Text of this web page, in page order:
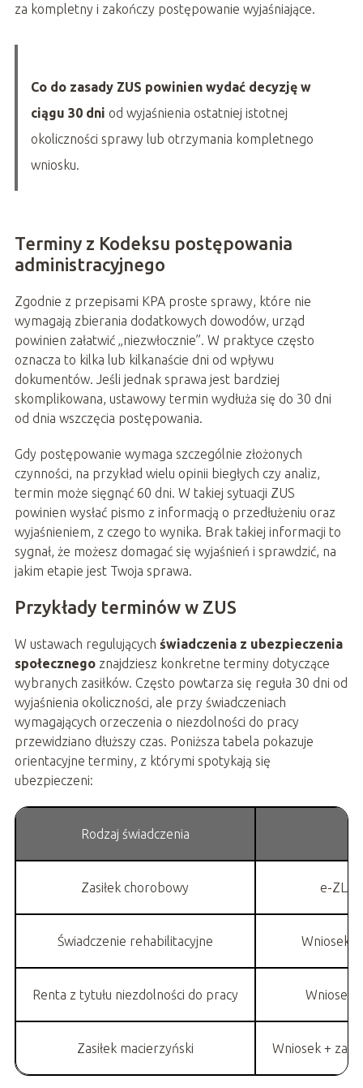
za kompletny i zakończy postępowanie wyjaśniające.
Co do zasady ZUS powinien wydać decyzję w
ciągu 30 dni od wyjaśnienia ostatniej istotnej
okoliczności sprawy lub otrzymania kompletnego
wniosku.
Terminy z Kodeksu postępowania
administracyjnego
Zgodnie z przepisami KPA proste sprawy, które nie
wymagają zbierania dodatkowych dowodów, urząd
powinien załatwić „niezwłocznie”. W praktyce często
oznacza to kilka lub kilkanaście dni od wpływu
dokumentów. Jeśli jednak sprawa jest bardziej
skomplikowana, ustawowy termin wydłuża się do 30 dni
od dnia wszczęcia postępowania.
Gdy postępowanie wymaga szczególnie złożonych
czynności, na przykład wielu opinii biegłych czy analiz,
termin może sięgnąć 60 dni. W takiej sytuacji ZUS
powinien wysłać pismo z informacją o przedłużeniu oraz
wyjaśnieniem, z czego to wynika. Brak takiej informacji to
sygnał, że możesz domagać się wyjaśnień i sprawdzić, na
jakim etapie jest Twoja sprawa.
Przykłady terminów w ZUS
W ustawach regulujących świadczenia z ubezpieczenia
społecznegoznajdziesz konkretne terminy dotyczące
wybranych zasiłków. Często powtarza się reguła 30 dni od
wyjaśnienia okoliczności, ale przy świadczeniach
wymagających orzeczenia o niezdolności do pracy
przewidziano dłuższy czas. Poniższa tabela pokazuje
orientacyjne terminy, z którymi spotykają się
ubezpieczeni:
Rodzaj świadczenia
Zasiłek chorobowy e-ZLA
Świadczenie rehabilitacyjne Wniosek
Renta z tytułu niezdolności do pracy Wniosek
Zasiłek macierzyński Wniosek +